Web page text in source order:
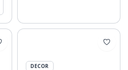
DECOR